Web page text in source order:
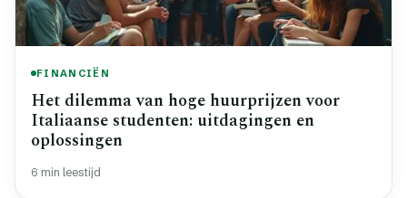
FINANCIËN
Het dilemma van hoge huurprijzen voor
Italiaanse studenten: uitdagingen en
oplossingen
6 min leestijd